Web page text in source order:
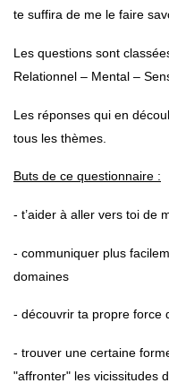
te suffira de me le faire
Les questions sont
Relationnel – Mental –
Les réponses qui en
tous les thèmes.
Buts de ce questionnaire :
- t’aider à aller vers toi de
- communiquer plus
domaines
- découvrir ta propre force
- trouver une certaine
"affronter" les vicissitudes